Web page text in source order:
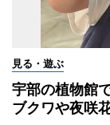
見る・遊ぶ
宇部の植物館
ブクワや夜咲